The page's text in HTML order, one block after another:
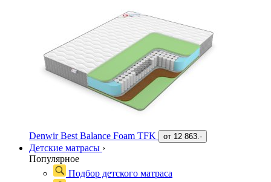
Denwir Best Balance Foam TFK от 12 863.-
Детские матрасы ›
Популярное
Подбор детского матраса